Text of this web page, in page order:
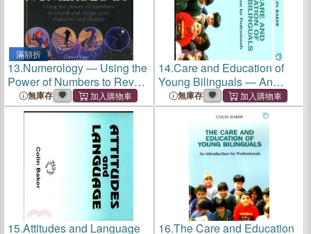
滿額折
13.Numerology ― Using the
Power of Numbers to Reveal
and Shape Your Character
and Destiny
無庫存
14.Care and Education of
Young Bilinguals — An
Introduction for
Professionals
無庫存
15.Attitudes and Language 16.The Care and Education